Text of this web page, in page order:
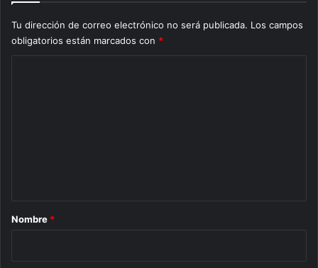
Tu dirección de correo electrónico no será publicada. Los campos
obligatorios están marcados con *
rNombre *